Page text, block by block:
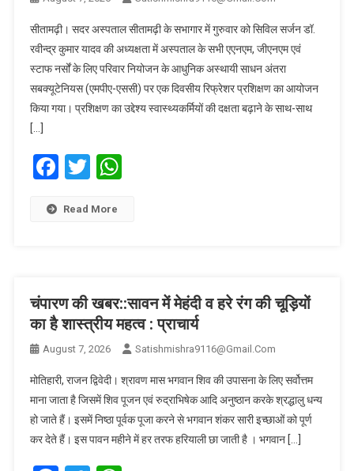
सीतामढ़ी। सदर अस्पताल सीतामढ़ी के सभागार में गुरुवार को सिविल सर्जन डॉ.
रवीन्द्र कुमार यादव की अध्यक्षता में अस्पताल के सभी एएनएम, जीएनएम एवं
स्टाफ नर्सों के लिए परिवार नियोजन के आधुनिक अस्थायी साधन अंतरा
सबक्यूटेनियस (एमपीए-एससी) पर एक दिवसीय रिफ्रेशर प्रशिक्षण का आयोजन
किया गया। प्रशिक्षण का उद्देश्य स्वास्थ्यकर्मियों की दक्षता बढ़ाने के साथ-साथ
[…]
Facebook
TwitterWhatsApp
Read More
चंपारण की खबर::सावन में मेहंदी व हरे रंग की चूड़ियों
का है शास्त्रीय महत्व : प्राचार्य
August 7, 2026 Satishmishra9116@gmail.com
मोतिहारी, राजन द्विवेदी। श्रावण मास भगवान शिव की उपासना के लिए सर्वोत्तम
माना जाता है जिसमें शिव पूजन एवं रुद्राभिषेक आदि अनुष्ठान करके श्रद्धालु धन्य
हो जाते हैं। इसमें निष्ठा पूर्वक पूजा करने से भगवान शंकर सारी इच्छाओं को पूर्ण
कर देते हैं। इस पावन महीने में हर तरफ हरियाली छा जाती है । भगवान […]